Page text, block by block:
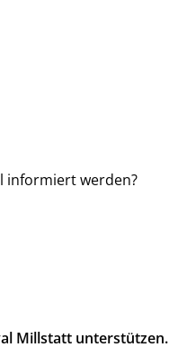
informiert werden?
Millstatt unterstützen.